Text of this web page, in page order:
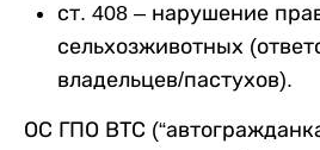
ст. 408 – нарушение
сельхозживотных
владельцев/пастухов).
ОС ГПО ВТС